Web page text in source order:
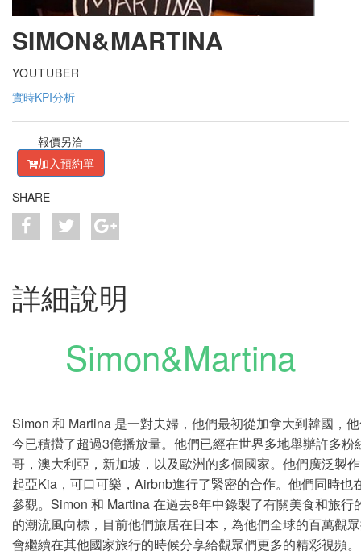
SIMON&MARTINA
YOUTUBER
實時KPI分析
報價另洽
加入預約單
SHARE
詳細說明
Simon&Martina
Simon 和 Martina 是一對夫婦，他們最初從加拿大到韓國，
今已積攢了超過3億播放量。他們已經在世界多地舉辦許多
哥，澳大利亞，新加坡，以及歐洲的多個國家。他們廣泛製
起亞Kia，可口可樂，Airbnb進行了緊密的合作。他們同時
參觀。Simon 和 Martina 在過去8年中錄製了有關美食和旅
的潮流風向標，目前他們旅居在日本，為他們全球的百萬觀
會繼續在其他國家旅行的時候分享給觀眾們更多的精彩視頻。